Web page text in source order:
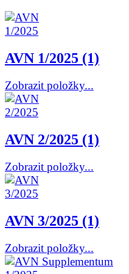
AVN 1/2025 (1)
Zobrazit položky...
AVN 2/2025 (1)
Zobrazit položky...
AVN 3/2025 (1)
Zobrazit položky...